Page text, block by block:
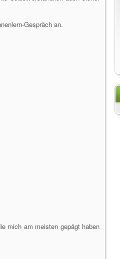
Gespräch an.
mich am meisten gepägt haben